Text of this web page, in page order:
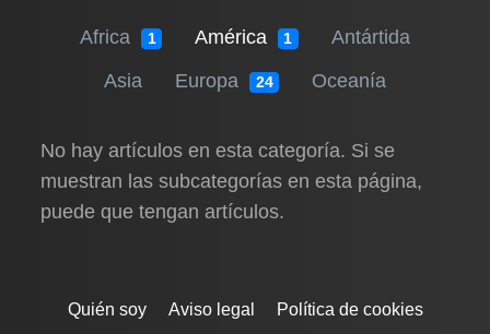
Africa 1 América 1
Antártida
Asia
Europa 24 Oceanía
No hay artículos en esta categoría. Si se
muestran las subcategorías en esta página,
puede que tengan artículos.
Quién soy Aviso legal Política de cookies